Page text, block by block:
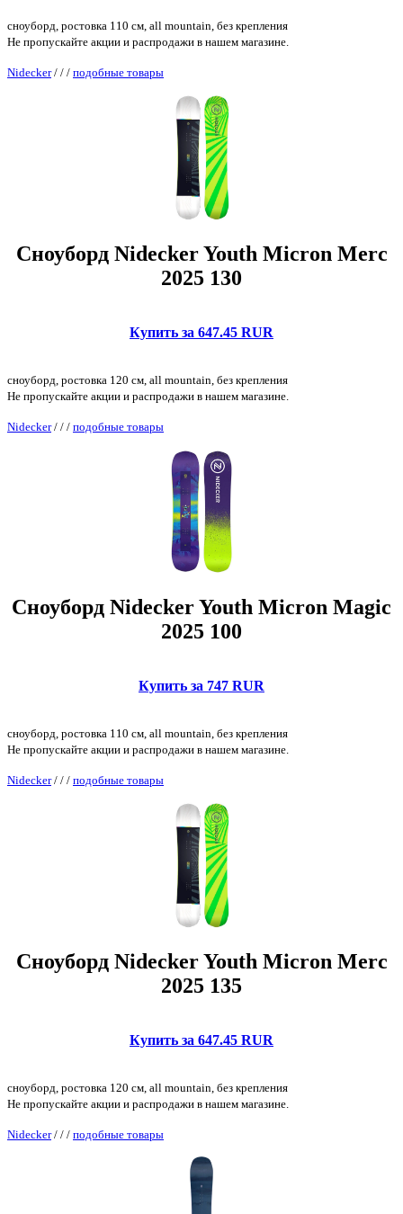
сноуборд, ростовка 110 см, all mountain, без крепления
Не пропускайте акции и распродажи в нашем магазине.
Nidecker/ / / подобные товары
Сноуборд Nidecker Youth Micron Merc
2025 130
Купить за 647.45 RUR
сноуборд, ростовка 120 см, all mountain, без крепления
Не пропускайте акции и распродажи в нашем магазине.
Nidecker/ / / подобные товары
Сноуборд Nidecker Youth Micron Magic
2025 100
Купить за 747 RUR
сноуборд, ростовка 110 см, all mountain, без крепления
Не пропускайте акции и распродажи в нашем магазине.
Nidecker/ / / подобные товары
Сноуборд Nidecker Youth Micron Merc
2025 135
Купить за 647.45 RUR
сноуборд, ростовка 120 см, all mountain, без крепления
Не пропускайте акции и распродажи в нашем магазине.
Nidecker/ / / подобные товары